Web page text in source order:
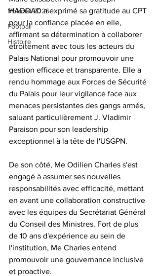
Mondial 2026
Football
Histoire
HADDAD a exprimé sa gratitude au CPT
pour la confiance placée en elle,
affirmant sa détermination à collaborer
étroitement avec tous les acteurs du
Palais National pour promouvoir une
gestion efficace et transparente. Elle a
rendu hommage aux Forces de Sécurité
du Palais pour leur vigilance face aux
menaces persistantes des gangs armés,
saluant particulièrement J. Vladimir
Paraison pour son leadership
exceptionnel à la tête de l'USGPN.
De son côté, Me Odilien Charles s'est
engagé à assumer ses nouvelles
responsabilités avec efficacité, mettant
en avant une collaboration constructive
avec les équipes du Secrétariat Général
du Conseil des Ministres. Fort de plus
de 10 ans d'expérience au sein de
l'institution, Me Charles entend
promouvoir une gouvernance inclusive
et proactive.